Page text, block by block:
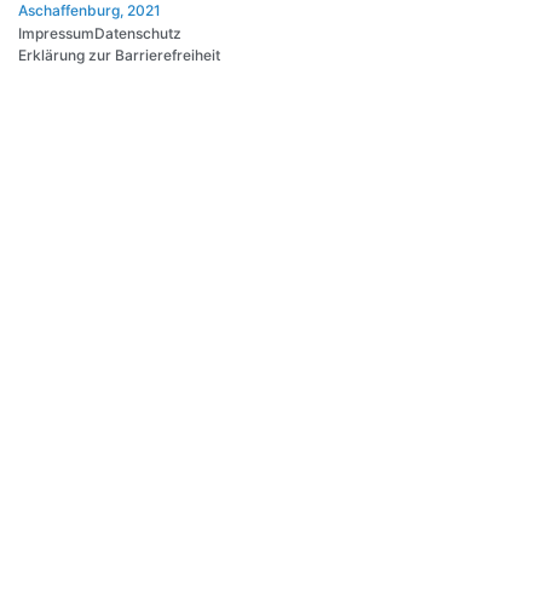
Aschaffenburg, 2021
ImpressumDatenschutz
Erklärung zur Barrierefreiheit